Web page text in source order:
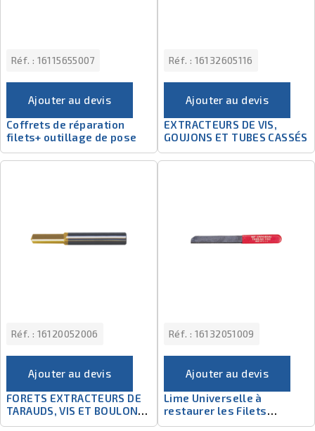
Réf. : 16115655007
Ajouter au devis
Coffrets de réparation
filets+ outillage de pose
Réf. : 16132605116
Ajouter au devis
EXTRACTEURS DE VIS,
GOUJONS ET TUBES CASSÉS
Réf. : 16120052006
Ajouter au devis
FORETS EXTRACTEURS DE
TARAUDS, VIS ET BOULONS,
CARBURE REVÊTU TIN
Réf. : 16132051009
Ajouter au devis
Lime Universelle à
restaurer les Filets
Externes